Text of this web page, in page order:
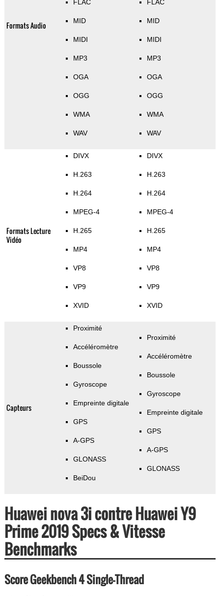
Formats Audio
FLAC
MID
MIDI
MP3
OGA
OGG
WMA
WAV
FLAC
MID
MIDI
MP3
OGA
OGG
WMA
WAV
Formats Lecture
Vidéo
DIVX
H.263
H.264
MPEG-4
H.265
MP4
VP8
VP9
XVID
DIVX
H.263
H.264
MPEG-4
H.265
MP4
VP8
VP9
XVID
Capteurs
Proximité
Accéléromètre
Boussole
Gyroscope
Empreinte digitale
GPS
A-GPS
GLONASS
BeiDou
Proximité
Accéléromètre
Boussole
Gyroscope
Empreinte digitale
GPS
A-GPS
GLONASS
Huawei nova 3i contre Huawei Y9
Prime 2019 Specs & Vitesse
Benchmarks
Score Geekbench 4 Single-Thread